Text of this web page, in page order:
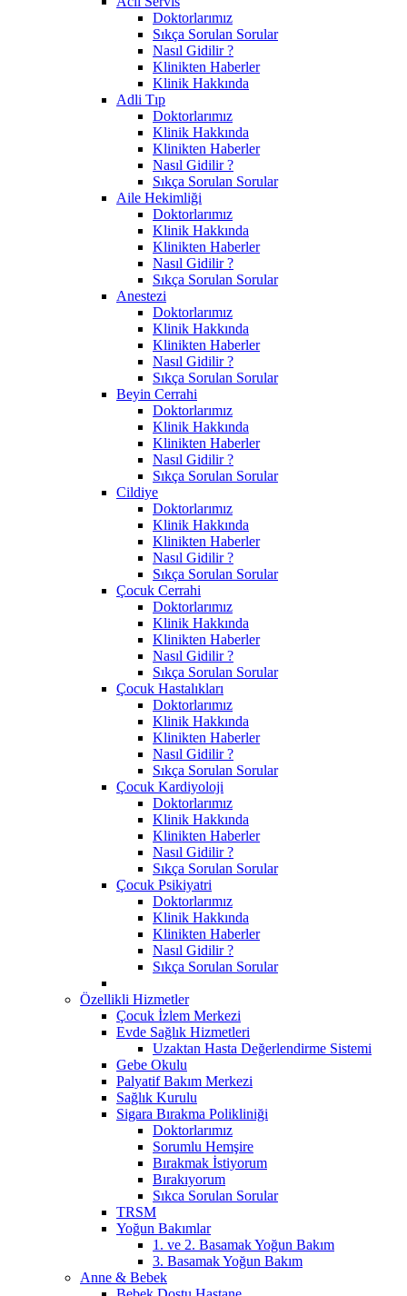
Doktorlarımız
Sıkça Sorulan Sorular
Nasıl Gidilir ?
Klinikten Haberler
Klinik Hakkında
Adli Tıp
Doktorlarımız
Klinik Hakkında
Klinikten Haberler
Nasıl Gidilir ?
Sıkça Sorulan Sorular
Aile Hekimliği
Doktorlarımız
Klinik Hakkında
Klinikten Haberler
Nasıl Gidilir ?
Sıkça Sorulan Sorular
Anestezi
Doktorlarımız
Klinik Hakkında
Klinikten Haberler
Nasıl Gidilir ?
Sıkça Sorulan Sorular
Beyin Cerrahi
Doktorlarımız
Klinik Hakkında
Klinikten Haberler
Nasıl Gidilir ?
Sıkça Sorulan Sorular
Cildiye
Doktorlarımız
Klinik Hakkında
Klinikten Haberler
Nasıl Gidilir ?
Sıkça Sorulan Sorular
Çocuk Cerrahi
Doktorlarımız
Klinik Hakkında
Klinikten Haberler
Nasıl Gidilir ?
Sıkça Sorulan Sorular
Çocuk Hastalıkları
Doktorlarımız
Klinik Hakkında
Klinikten Haberler
Nasıl Gidilir ?
Sıkça Sorulan Sorular
Çocuk Kardiyoloji
Doktorlarımız
Klinik Hakkında
Klinikten Haberler
Nasıl Gidilir ?
Sıkça Sorulan Sorular
Çocuk Psikiyatri
Doktorlarımız
Klinik Hakkında
Klinikten Haberler
Nasıl Gidilir ?
Sıkça Sorulan Sorular
Özellikli Hizmetler
Çocuk İzlem Merkezi
Evde Sağlık Hizmetleri
Uzaktan Hasta Değerlendirme Sistemi
Gebe Okulu
Palyatif Bakım Merkezi
Sağlık Kurulu
Sigara Bırakma Polikliniği
Doktorlarımız
Sorumlu Hemşire
Bırakmak İstiyorum
Bırakıyorum
Sıkca Sorulan Sorular
TRSM
Yoğun Bakımlar
1. ve 2. Basamak Yoğun Bakım
3. Basamak Yoğun Bakım
Anne & Bebek